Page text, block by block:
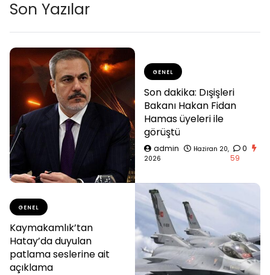
Son Yazılar
GENEL
Son dakika: Dışişleri
Bakanı Hakan Fidan
Hamas üyeleri ile
görüştü
admin
Haziran 20,
2026
0
59
GENEL
Kaymakamlık’tan
Hatay’da duyulan
patlama seslerine ait
açıklama